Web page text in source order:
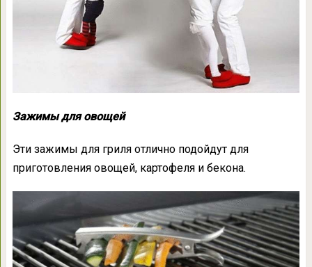
Зажимы для овощей
Эти зажимы для гриля отлично подойдут для
приготовления овощей, картофеля и бекона.